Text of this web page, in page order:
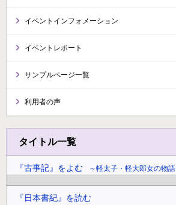
イベントインフォメーション
イベントレポート
サンプルページ一覧
利用者の声
タイトル一覧
『古事記』をよむ
軽太子・軽大郎女の物語
『日本書紀』を読む